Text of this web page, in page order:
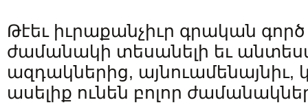
Թէեւ իւրաքանչիւր գրական գործ
ժամանակի տեսանելի եւ
ազդակներից, այնուամենայնիւ,
ասելիք ունեն բոլոր